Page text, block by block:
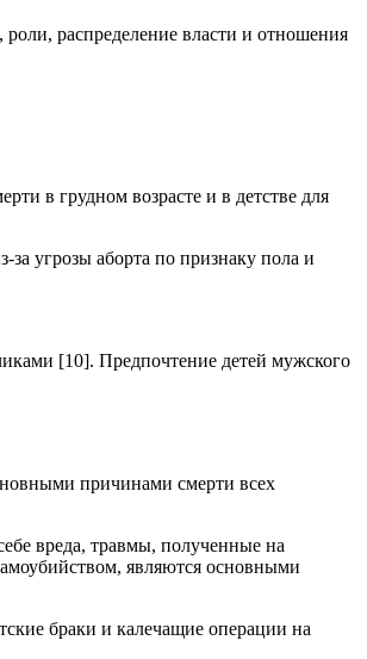
распределение власти и отношения
в грудном возрасте и в детстве для
угрозы аборта по признаку пола и
[10]. Предпочтение детей мужского
причинами смерти всех
вреда, травмы, полученные на
являются основными
браки и калечащие операции на